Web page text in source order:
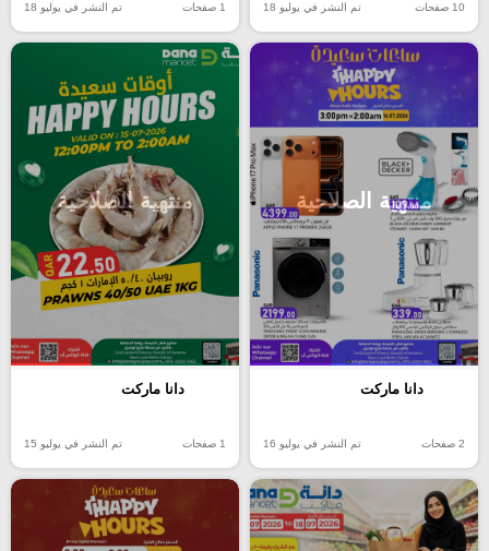
10 صفحات تم النشر في يوليو 18 1 صفحات تم النشر في يوليو 18
منتهية الصلاحية
دانا ماركت
2 صفحات تم النشر في يوليو 16
منتهية الصلاحية
دانا ماركت
1 صفحات تم النشر في يوليو 15